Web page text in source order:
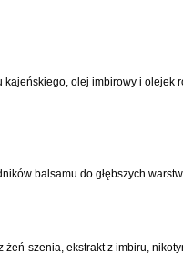
olej imbirowy i olejek
balsamu do głębszych
szenia, ekstrakt z imbiru,